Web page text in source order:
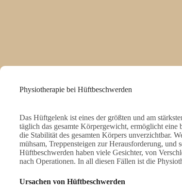
Physiotherapie bei Hüftbeschwerden
Das Hüftgelenk ist eines der größten und am
täglich das gesamte Körpergewicht, ermöglicht
die Stabilität des gesamten Körpers unverzichtbar.
mühsam, Treppensteigen zur Herausforderung,
Hüftbeschwerden haben viele Gesichter, von
nach Operationen. In all diesen Fällen ist die
Ursachen von Hüftbeschwerden